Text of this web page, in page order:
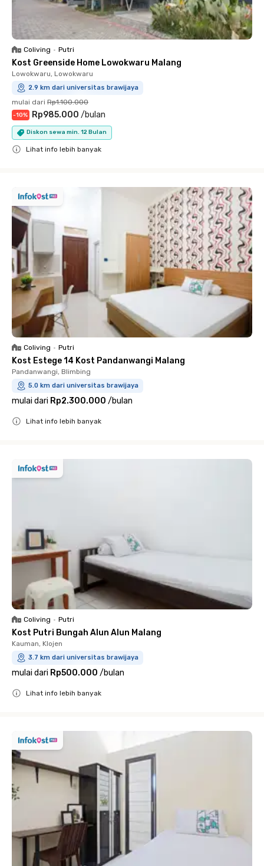
Coliving • Putri
Kost Greenside Home Lowokwaru Malang
Lowokwaru, Lowokwaru
2.9 km dari universitas brawijaya
mulai dari Rp1.100.000
-10% Rp985.000 /bulan
Diskon sewa min. 12 Bulan
Lihat info lebih banyak
Coliving • Putri
Kost Estege 14 Kost Pandanwangi Malang
Pandanwangi, Blimbing
5.0 km dari universitas brawijaya
mulai dari Rp2.300.000 /bulan
Lihat info lebih banyak
Coliving • Putri
Kost Putri Bungah Alun Alun Malang
Kauman, Klojen
3.7 km dari universitas brawijaya
mulai dari Rp500.000 /bulan
Lihat info lebih banyak